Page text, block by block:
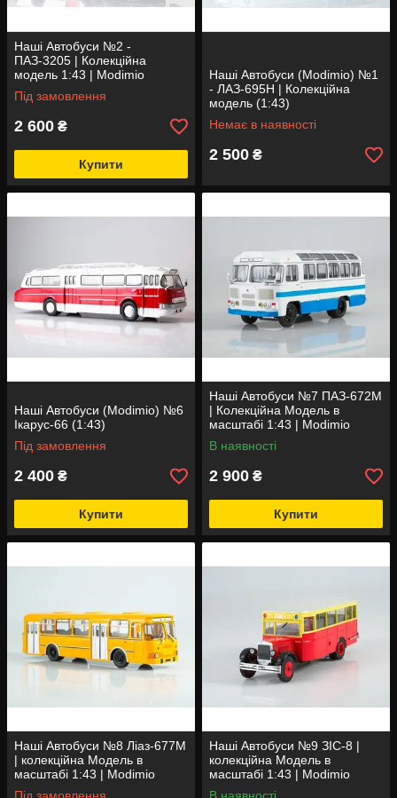
Наші Автобуси №2 -
ПАЗ-3205 | Колекційна
модель 1:43 | Modimio
Під замовлення
2 600 ₴
Купити
Наші Автобуси (Modimio) №1
- ЛАЗ-695Н | Колекційна
модель (1:43)
Немає в наявності
2 500 ₴
Наші Автобуси (Modimio) №6
Ікарус-66 (1:43)
Під замовлення
2 400 ₴
Купити
Наші Автобуси №7 ПАЗ-672М
| Колекційна Модель в
масштабі 1:43 | Modimio
В наявності
2 900 ₴
Купити
Наші Автобуси №8 Ліаз-677М
| колекційна Модель в
масштабі 1:43 | Modimio
Наші Автобуси №9 ЗІС-8 |
колекційна Модель в
масштабі 1:43 | Modimio